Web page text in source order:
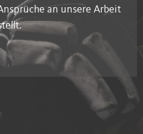
an unsere Arbeit